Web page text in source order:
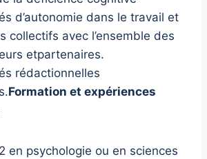
d’autonomie dans le travail et
collectifs avec l’ensemble des
etpartenaires.
rédactionnelles
Formation et expériences
en psychologie ou en sciences